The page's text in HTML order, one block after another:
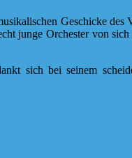
Geschicke des
junge Orchester von
sich bei seinem